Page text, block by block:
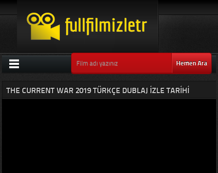
Hemen Ara
THE CURRENT WAR 2019 TÜRKÇE DUBLAJ IZLE TARIHI